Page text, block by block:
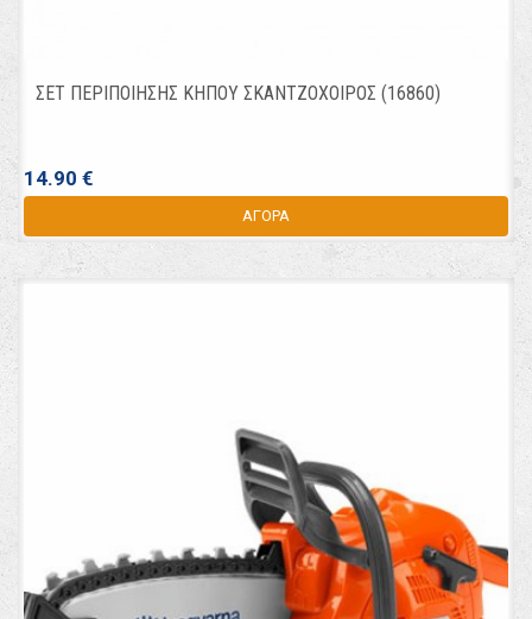
ΣΕΤ ΠΕΡΙΠΟΙΗΣΗΣ ΚΗΠΟΥ ΣΚΑΝΤΖΟΧΟΙΡΟΣ (16860)
14.90 €
ΑΓΟΡΑ